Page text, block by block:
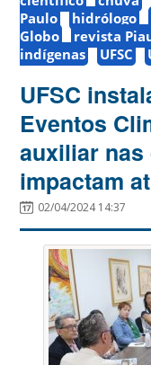
Paulo
hidrólogo
Globo
revista
indígenas
UFSC
UFSC
Eventos
auxiliar nas
impactam
02/04/2024 14:37